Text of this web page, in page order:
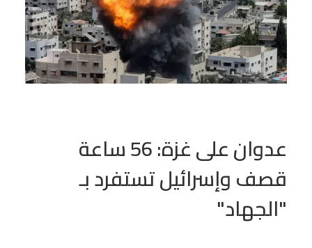
عدوان على غزة: 56 ساعة
قصف وإسرائيل تستفرد بـ
"الجهاد"